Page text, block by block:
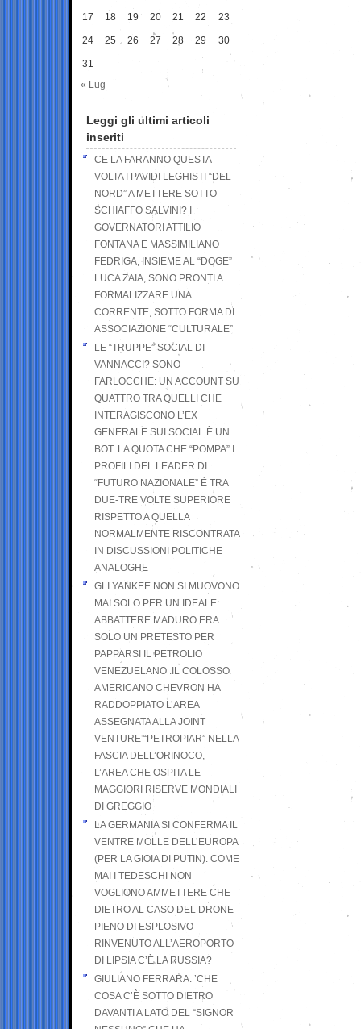
17 18 19 20 21 22 23
24 25 26 27 28 29 30
31
« Lug
Leggi gli ultimi articoli
inseriti
CE LA FARANNO QUESTA
VOLTA I PAVIDI LEGHISTI “DEL
NORD” A METTERE SOTTO
SCHIAFFO SALVINI? I
GOVERNATORI ATTILIO
FONTANA E MASSIMILIANO
FEDRIGA, INSIEME AL “DOGE”
LUCA ZAIA, SONO PRONTI A
FORMALIZZARE UNA
CORRENTE, SOTTO FORMA DI
ASSOCIAZIONE “CULTURALE”
LE “TRUPPE” SOCIAL DI
VANNACCI? SONO
FARLOCCHE: UN ACCOUNT SU
QUATTRO TRA QUELLI CHE
INTERAGISCONO L’EX
GENERALE SUI SOCIAL È UN
BOT. LA QUOTA CHE “POMPA” I
PROFILI DEL LEADER DI
“FUTURO NAZIONALE” È TRA
DUE-TRE VOLTE SUPERIORE
RISPETTO A QUELLA
NORMALMENTE RISCONTRATA
IN DISCUSSIONI POLITICHE
ANALOGHE
GLI YANKEE NON SI MUOVONO
MAI SOLO PER UN IDEALE:
ABBATTERE MADURO ERA
SOLO UN PRETESTO PER
PAPPARSI IL PETROLIO
VENEZUELANO .IL COLOSSO
AMERICANO CHEVRON HA
RADDOPPIATO L’AREA
ASSEGNATA ALLA JOINT
VENTURE “PETROPIAR” NELLA
FASCIA DELL’ORINOCO,
L’AREA CHE OSPITA LE
MAGGIORI RISERVE MONDIALI
DI GREGGIO
LA GERMANIA SI CONFERMA IL
VENTRE MOLLE DELL’EUROPA
(PER LA GIOIA DI PUTIN). COME
MAI I TEDESCHI NON
VOGLIONO AMMETTERE CHE
DIETRO AL CASO DEL DRONE
PIENO DI ESPLOSIVO
RINVENUTO ALL’AEROPORTO
DI LIPSIA C’È LA RUSSIA?
GIULIANO FERRARA: ’CHE
COSA C’È SOTTO DIETRO
DAVANTI A LATO DEL “SIGNOR